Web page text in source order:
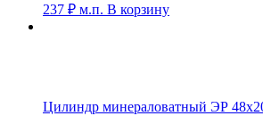
237 ₽ м.п. В корзину
Цилиндр минераловатный ЭР